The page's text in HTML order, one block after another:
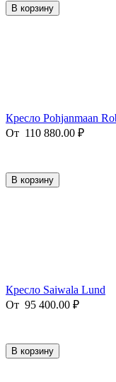
В корзину
Кресло Pohjanmaan
От 110 880.00 ₽
В корзину
Кресло Saiwala Lund
От 95 400.00 ₽
В корзину